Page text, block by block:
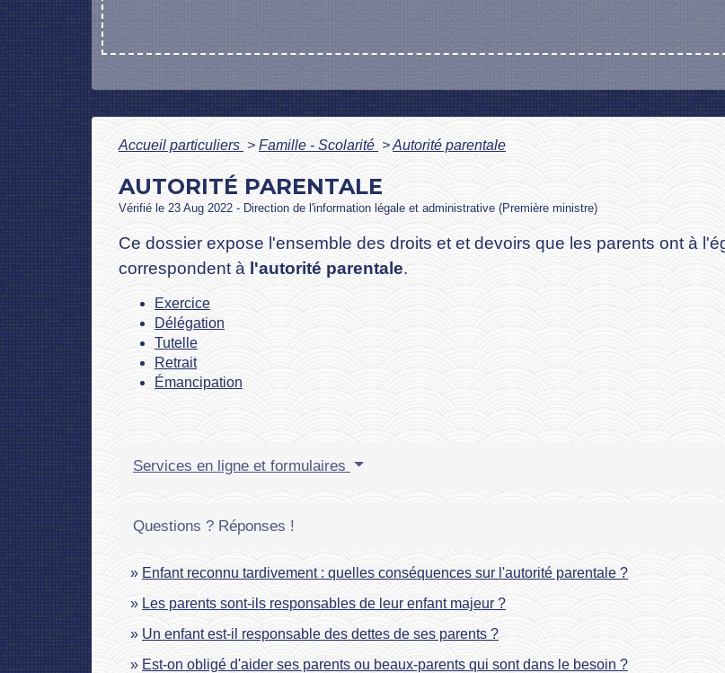
Accueil particuliers > Famille - Scolarité >Autorité parentale
AUTORITÉ PARENTALE
Vérifié le 23 Aug 2022 - Direction de l'information légale et administrative (Première ministre)
Ce dossier expose l'ensemble des droits et et devoirs que les parents ont à
correspondent à l'autorité parentale.
Exercice
Délégation
Tutelle
Retrait
Émancipation
Services en ligne et formulaires
Questions ? Réponses !
Enfant reconnu tardivement : quelles conséquences sur l'autorité parentale ?
Les parents sont-ils responsables de leur enfant majeur ?
Un enfant est-il responsable des dettes de ses parents ?
Est-on obligé d'aider ses parents ou beaux-parents qui sont dans le besoin ?